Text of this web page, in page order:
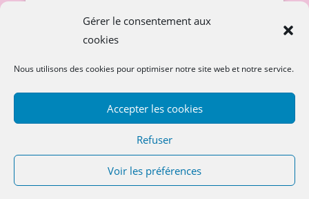
Gérer le consentement aux
cookies
Nous utilisons des cookies pour optimiser notre site web et notre service.
Accepter les cookies
Refuser
Voir les préférences
Cliquez pour accepter les cookies
marketing et activer ce contenu
Copyright 2026